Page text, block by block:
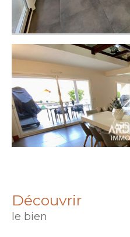
découvrir
le bien